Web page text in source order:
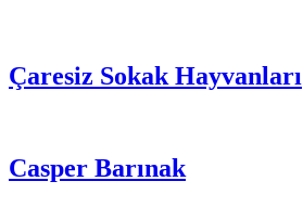
Çaresiz Sokak Hayvanları
Casper Barınak